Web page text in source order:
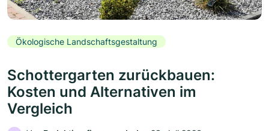
Ökologische Landschaftsgestaltung
Schottergarten zurückbauen:
Kosten und Alternativen im
Vergleich